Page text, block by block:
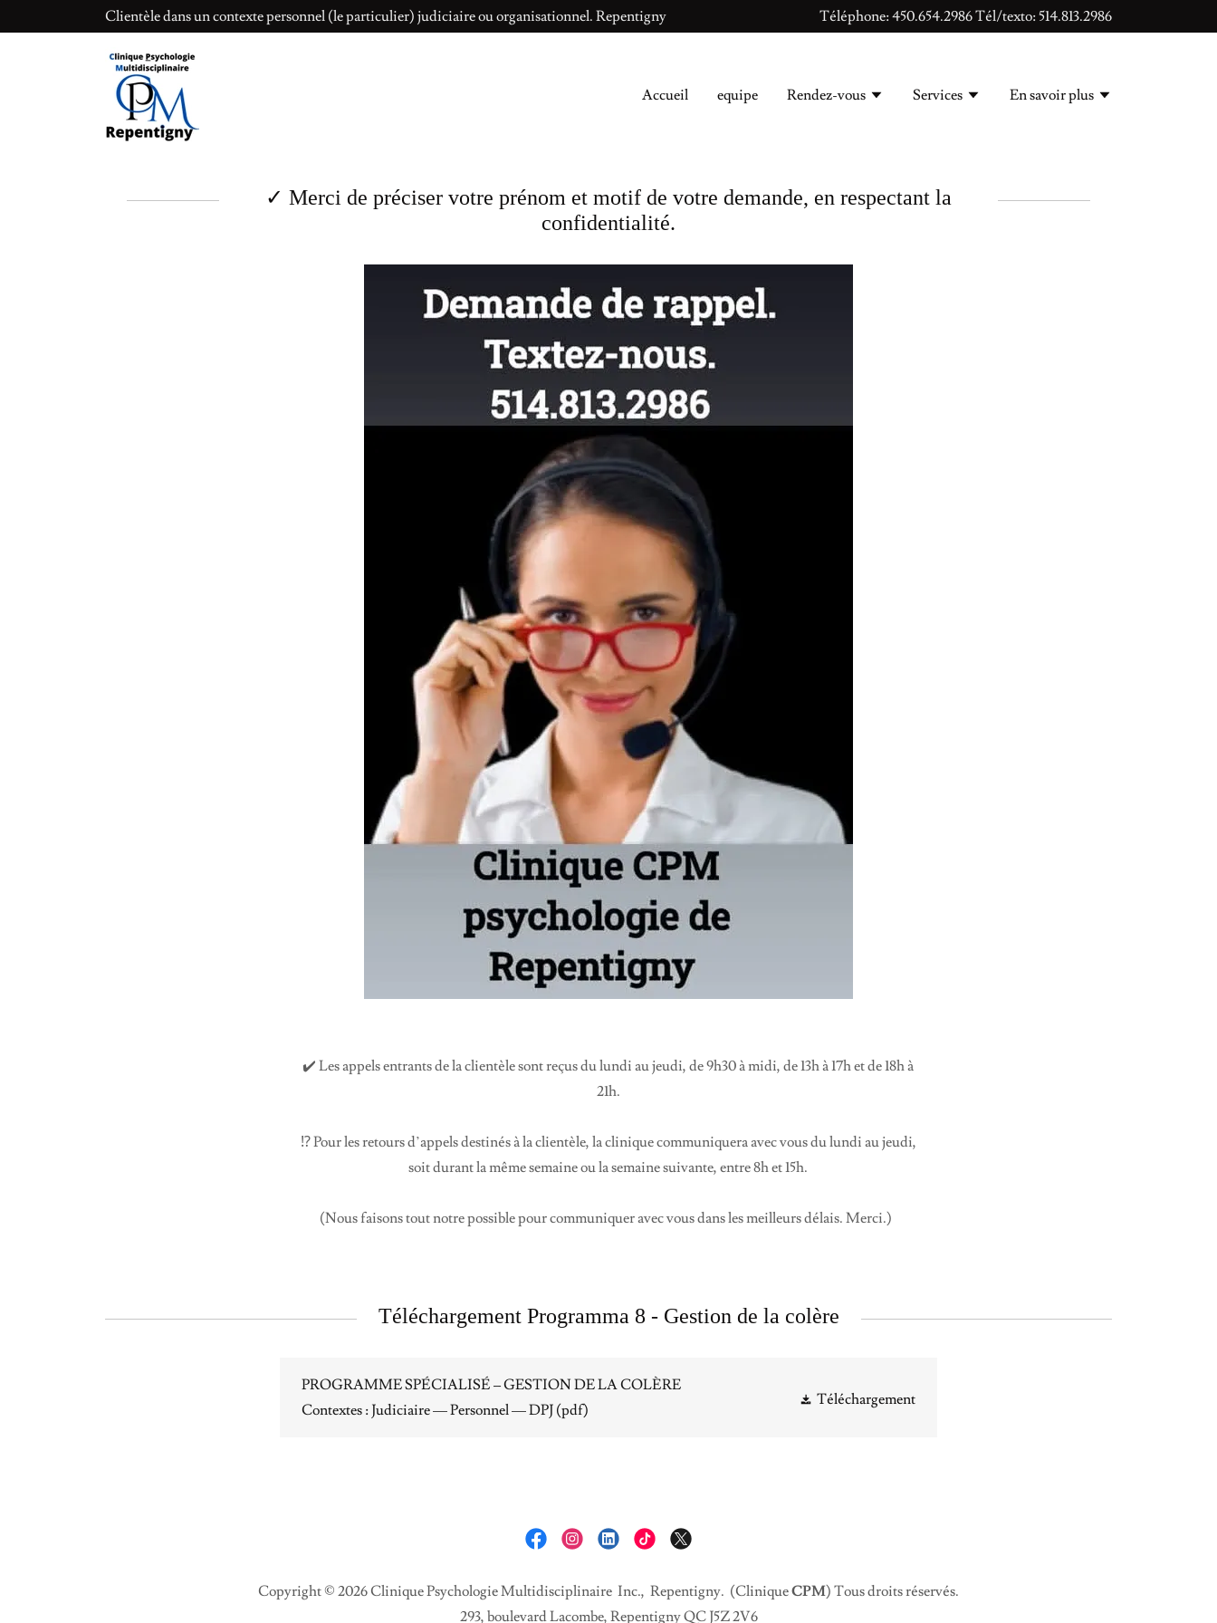
Clientèle dans un contexte personnel (le particulier) judiciaire ou organisationnel. Repentigny Téléphone:450.654.2986Tél/texto:514.813.2986
Accueil equipe Rendez-vous Services En savoir plus
✓ Merci de préciser votre prénom et motif de votre demande, en respectant la
confidentialité.
✔️ Les appels entrants de la clientèle sont reçus du lundi au jeudi, de 9h30 à midi, de 13h à 17h et de 18h à
21h.
⁉️ Pour les retours d’appels destinés à la clientèle, la clinique communiquera avec vous du lundi au jeudi,
soit durant la même semaine ou la semaine suivante, entre 8h et 15h.
(Nous faisons tout notre possible pour communiquer avec vous dans les meilleurs délais. Merci.)
Téléchargement Programma 8 - Gestion de la colère
PROGRAMME SPÉCIALISÉ – GESTION DE LA COLÈRE
Contextes : Judiciaire — Personnel — DPJ (pdf)
Téléchargement
Copyright © 2026 Clinique Psychologie Multidisciplinaire Inc., Repentigny. (CliniqueCPM) Tous droits réservés.
293, boulevard Lacombe, Repentigny QC J5Z 2V6